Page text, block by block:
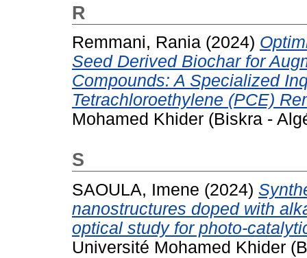
R
Remmani, Rania (2024)
Seed Derived Biochar for
Compounds: A Specialized
Tetrachloroethylene (PCE)
Mohamed Khider (Biskra -
S
SAOULA, Imene (2024)
nanostructures doped with
optical study for photo-
Université Mohamed Khider